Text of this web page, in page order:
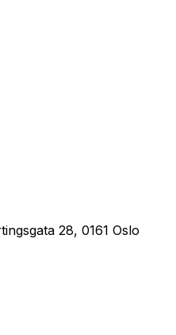
28, 0161 Oslo